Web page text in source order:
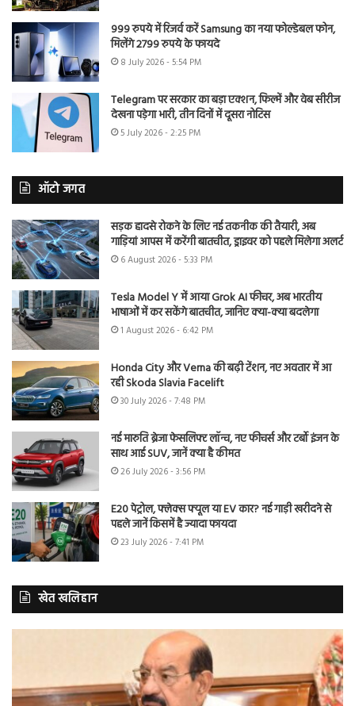
999 रुपये में रिजर्व करें Samsung का नया फोल्डेबल फोन,
मिलेंगे 2799 रुपये के फायदे
8 July 2026 - 5:54 PM
Telegram पर सरकार का बड़ा एक्शन, फिल्में और वेब सीरीज
देखना पड़ेगा भारी, तीन दिनों में दूसरा नोटिस
5 July 2026 - 2:25 PM
ऑटो जगत
सड़क हादसे रोकने के लिए नई तकनीक की तैयारी, अब
गाड़ियां आपस में करेंगी बातचीत, ड्राइवर को पहले मिलेगा अलर्ट
6 August 2026 - 5:33 PM
Tesla Model Y में आया Grok AI फीचर, अब भारतीय
भाषाओं में कर सकेंगे बातचीत, जानिए क्या-क्या बदलेगा
1 August 2026 - 6:42 PM
Honda City और Verna की बढ़ी टेंशन, नए अवतार में आ
रही Skoda Slavia Facelift
30 July 2026 - 7:48 PM
नई मारुति ब्रेजा फेसलिफ्ट लॉन्च, नए फीचर्स और टर्बो इंजन के
साथ आई SUV, जानें क्या है कीमत
26 July 2026 - 3:56 PM
E20 पेट्रोल, फ्लेक्स फ्यूल या EV कार? नई गाड़ी खरीदने से
पहले जानें किसमें है ज्यादा फायदा
23 July 2026 - 7:41 PM
खेत खलिहान